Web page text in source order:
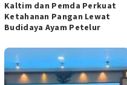
Kaltim dan Pemda Perkuat
Ketahanan Pangan Lewat
Budidaya Ayam Petelur